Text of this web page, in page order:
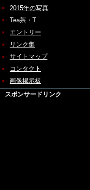
2015年の写真
Tea茶・T
エントリー
リンク集
サイトマップ
コンタクト
画像掲示板
スポンサードリンク